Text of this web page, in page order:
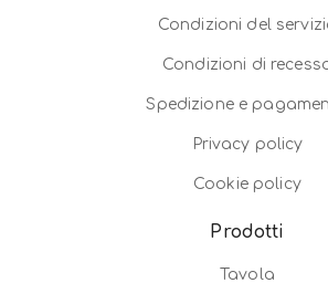
Condizioni del
Condizioni di
Spedizione e
Privacy policy
Cookie policy
Prodotti
Tavola